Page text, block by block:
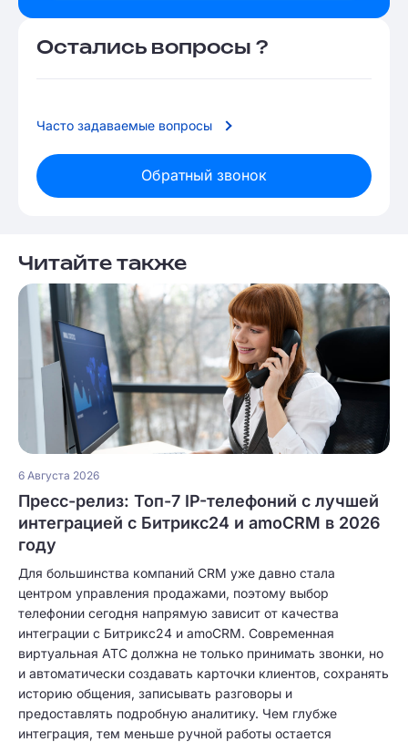
Остались вопросы ?
Часто задаваемые вопросы
Обратный звонок
Читайте также
6 Августа 2026
Пресс-релиз: Топ-7 IP-телефоний с лучшей
интеграцией с Битрикс24 и amoCRM в 2026
году
Для большинства компаний CRM уже давно стала
центром управления продажами, поэтому выбор
телефонии сегодня напрямую зависит от качества
интеграции с Битрикс24 и amoCRM. Современная
виртуальная АТС должна не только принимать звонки, но
и автоматически создавать карточки клиентов, сохранять
историю общения, записывать разговоры и
предоставлять подробную аналитику. Чем глубже
интеграция, тем меньше ручной работы остается